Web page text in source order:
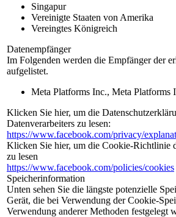
Singapur
Vereinigte Staaten von Amerika
Vereingtes Königreich
Datenempfänger
Im Folgenden werden die Empfänger der
aufgelistet.
Meta Platforms Inc., Meta Platforms
Klicken Sie hier, um die
Datenverarbeiters zu lesen:
https://www.facebook.com/privacy/
Klicken Sie hier, um die Cookie-Richtlinie
zu lesen
https://www.facebook.com/policies/cookies
Speicherinformation
Unten sehen Sie die längste potenzielle
Gerät, die bei Verwendung der Cookie-
Verwendung anderer Methoden festgelegt